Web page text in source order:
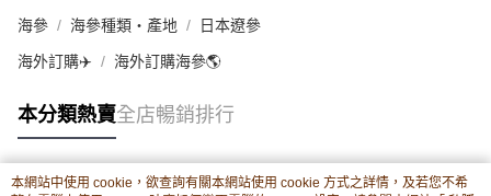
海外送貨英國、澳洲、加拿大、馬來西亞、新加坡。不設滿
海參 海參種類・產地 日本遼參
海外訂購✈️ 海外訂購海參🌎
本分類熱賣全店暢銷排行
本網站中使用 cookie，欲查詢有關本網站使用 cookie 方式之詳情，及若您不希